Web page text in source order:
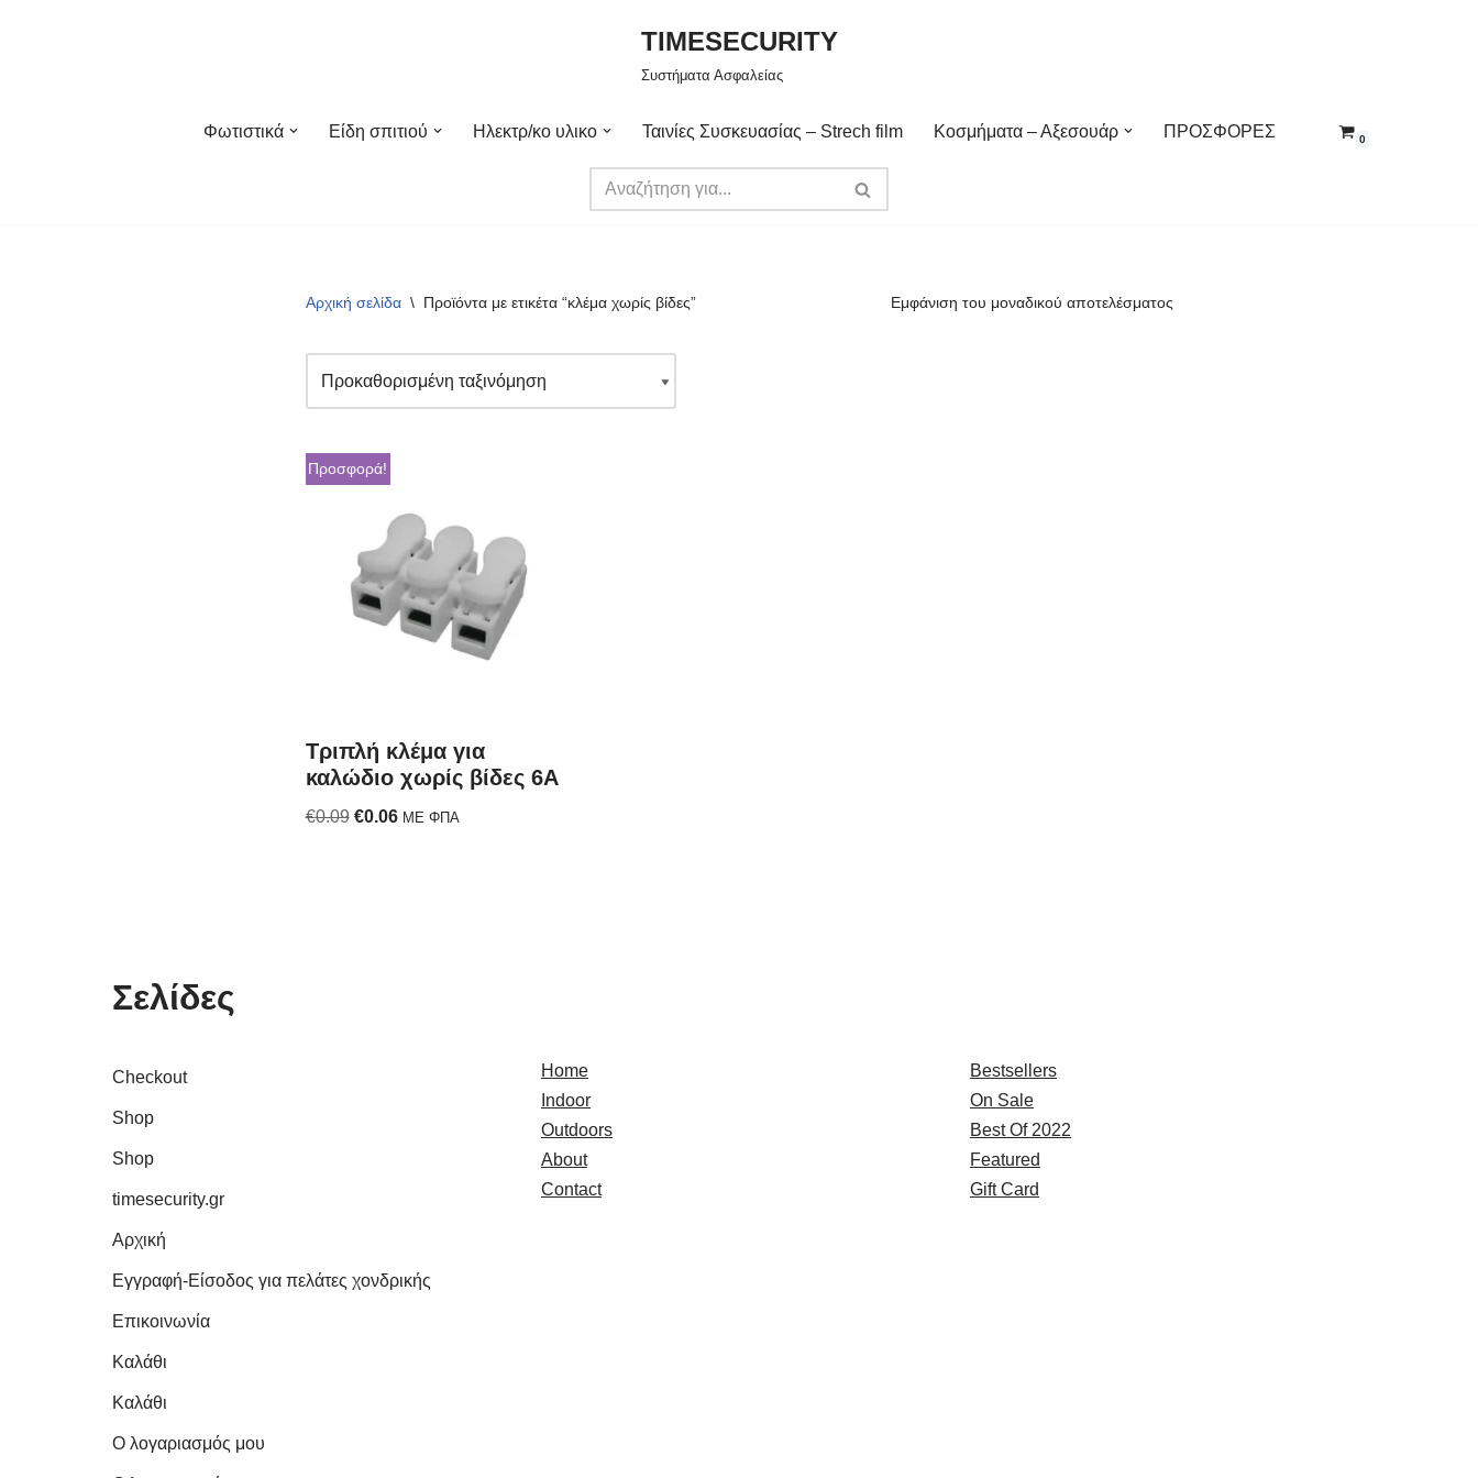
TIMESECURITY
Συστήματα Ασφαλείας
Φωτιστικά Είδη σπιτιού Ηλεκτρ/κο υλικο Ταινίες Συσκευασίας – Strech film Κοσμήματα – Αξεσουάρ ΠΡΟΣΦΟΡΕΣ 0
Αρχική σελίδα \ Προϊόντα με ετικέτα “κλέμα χωρίς βίδες” Εμφάνιση του μοναδικού αποτελέσματος
Προσφορά!
Τριπλή κλέμα για
καλώδιο χωρίς βίδες 6A
€0.09 €0.06 ΜΕ ΦΠΑ
Σελίδες
Checkout
Shop
Shop
timesecurity.gr
Αρχική
Εγγραφή-Είσοδος για πελάτες χονδρικής
Επικοινωνία
Καλάθι
Καλάθι
Ο λογαριασμός μου
Home
Indoor
Outdoors
About
Contact
Bestsellers
On Sale
Best Of 2022
Featured
Gift Card